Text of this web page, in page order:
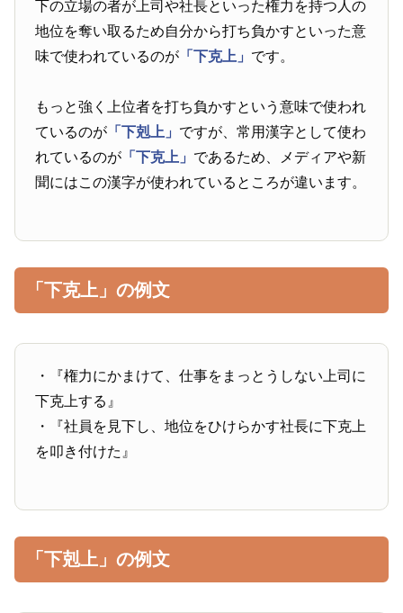
下の立場の者が上司や社長といった権力を持つ人の
地位を奪い取るため自分から打ち負かすといった意
味で使われているのが 「下克上」 です。
もっと強く上位者を打ち負かすという意味で使われ
ているのが 「下剋上」 ですが、常用漢字として使わ
れているのが 「下克上」 であるため、メディアや新
聞にはこの漢字が使われているところが違います。
「下克上」の例文
・『権力にかまけて、仕事をまっとうしない上司に
下克上する』
・『社員を見下し、地位をひけらかす社長に下克上
を叩き付けた』
「下剋上」の例文